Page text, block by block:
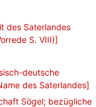
des Saterlandes
S. VIII)]
deutsche
des Saterlandes]
Sögel; bezügliche